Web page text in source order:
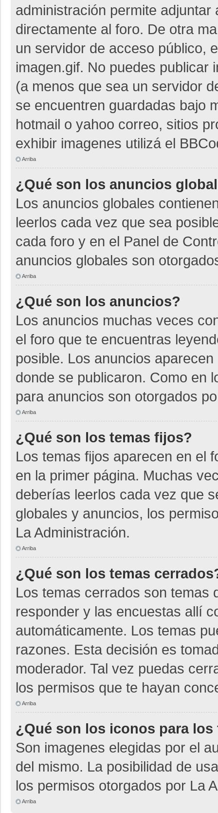
administración permite
directamente al foro. De otra
un servidor de acceso público,
imagen.gif. No puedes publicar
(a menos que sea un servidor
se encuentren guardadas bajo
hotmail o yahoo correo, sitios
exhibir imagenes utilizá el
Arriba
¿Qué son los anuncios
Los anuncios globales
leerlos cada vez que sea
cada foro y en el Panel de
anuncios globales son
Arriba
¿Qué son los anuncios?
Los anuncios muchas veces
el foro que te encuentras
posible. Los anuncios
donde se publicaron. Como en
para anuncios son otorgados
Arriba
¿Qué son los temas fijos?
Los temas fijos aparecen en el
en la primer página. Muchas
deberías leerlos cada vez que
globales y anuncios, los
La Administración.
Arriba
¿Qué son los temas
Los temas cerrados son temas
responder y las encuestas allí
automáticamente. Los temas
razones. Esta decisión es
moderador. Tal vez puedas
los permisos que te hayan
Arriba
¿Qué son los iconos para los
Son imagenes elegidas por el
del mismo. La posibilidad de
los permisos otorgados por La
Arriba